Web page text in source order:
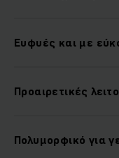
Ευφυές και με
Προαιρετικές
Πολυμορφικό για